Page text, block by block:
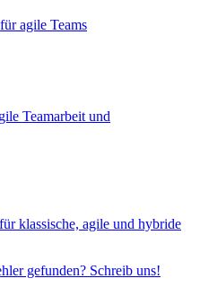
agile Teams
Teamarbeit und
klassische, agile und hybride
gefunden? Schreib uns!